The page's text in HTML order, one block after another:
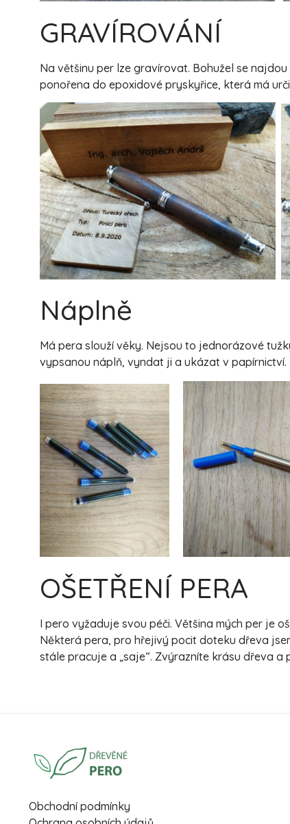
GRAVÍROVÁNÍ
Na většinu per lze gravírovat. Bohužel se
ponořena do epoxidové pryskyřice, která má
Náplně
Má pera slouží věky. Nejsou to jednorázové
vypsanou náplň, vyndat ji a ukázat v papírnictví.
OŠETŘENÍ PERA
I pero vyžaduje svou péči. Většina mých per je
Některá pera, pro hřejivý pocit doteku dřeva
stále pracuje a „saje“. Zvýrazníte krásu dřeva a
Obchodní podmínky